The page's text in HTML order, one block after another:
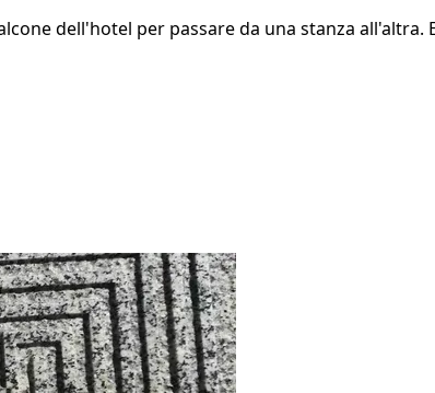
dell'hotel per passare da una stanza all'altra.